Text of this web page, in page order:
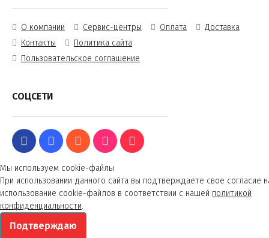
О компании Сервис-центры Оплата
Доставка
Контакты
Политика сайта
Пользовательское соглашение
СОЦСЕТИ
Мы используем cookie-файлы
При использовании данного сайта вы подтверждаете свое согласие
использование cookie-файлов в соответствии с нашей политикой
конфиденциальности.
Подтверждаю